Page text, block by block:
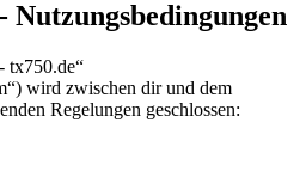
Nutzungsbedingungen
tx750.de“
wird zwischen dir und dem
Regelungen geschlossen: